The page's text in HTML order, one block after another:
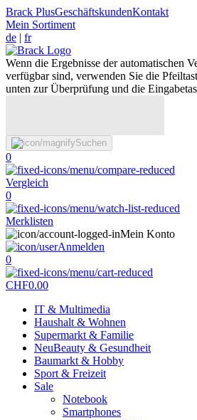
Brack PlusGeschäftskundenKontakt
Mein Sortiment
de | fr
Wenn die Ergebnisse der automatischen
verfügbar sind, verwenden Sie die
unten zur Überprüfung und die
Suchen
0
Vergleich
0
Merklisten
Mein Konto
Anmelden
0
CHF0.00
IT & Multimedia
Haushalt & Wohnen
Supermarkt & Familie
NeuBeauty & Gesundheit
Baumarkt & Hobby
Sport & Freizeit
Sale
Notebook
Smartphones